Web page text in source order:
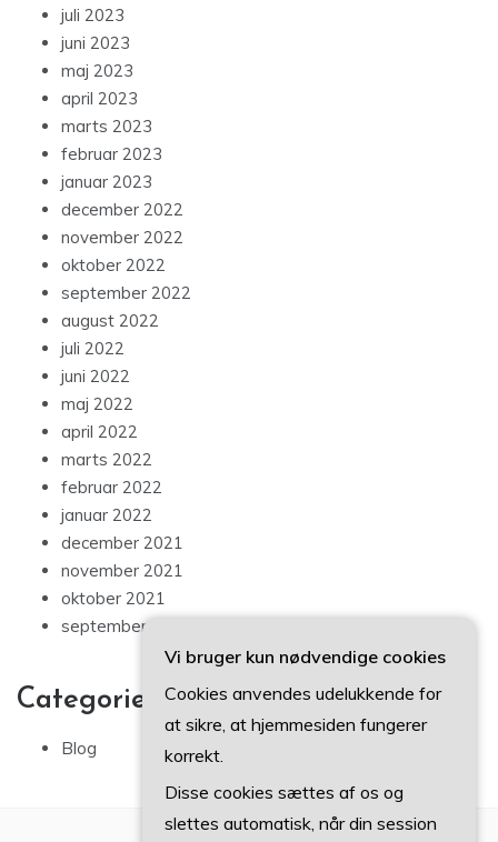
juli 2023
juni 2023
maj 2023
april 2023
marts 2023
februar 2023
januar 2023
december 2022
november 2022
oktober 2022
september 2022
august 2022
juli 2022
juni 2022
maj 2022
april 2022
marts 2022
februar 2022
januar 2022
december 2021
november 2021
oktober 2021
september 2021
Categories
Blog
Vi bruger kun nødvendige cookies
Cookies anvendes udelukkende for
at sikre, at hjemmesiden fungerer
korrekt.
Disse cookies sættes af os og
slettes automatisk, når din session